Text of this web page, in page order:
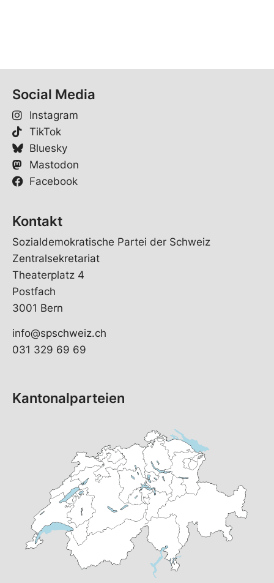
Social Media
Instagram
TikTok
Bluesky
Mastodon
Facebook
Kontakt
Sozialdemokratische Partei der Schweiz
Zentralsekretariat
Theaterplatz 4
Postfach
3001 Bern
info@spschweiz.ch
031 329 69 69
Kantonalparteien